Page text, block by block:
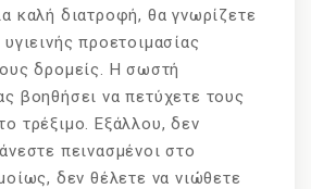
καλή διατροφή, θα γνωρίζετε
προετοιμασίας
δρομείς. Η σωστή
βοηθήσει να πετύχετε τους
τρέξιμο. Εξάλλου, δεν
πεινασμένοι στο
δεν θέλετε να νιώθετε